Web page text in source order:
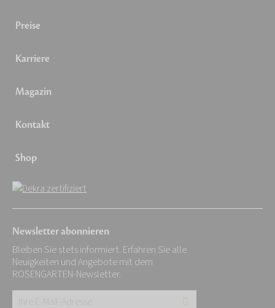
Preise
Karriere
Magazin
Kontakt
Shop
Newsletter abonnieren
Bleiben Sie stets informiert. Erfahren Sie alle
Neuigkeiten und Angebote mit dem
ROSENGARTEN-Newsletter.